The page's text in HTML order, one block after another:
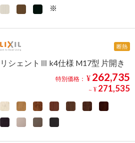
断熱
リシェントⅢ k4仕様 M17型 片開き
特別価格： ¥ 262,735
～ ¥ 271,535